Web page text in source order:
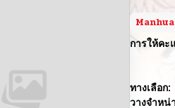
Manhua
การให้คะ
ทางเลือก:
วางจำหน่